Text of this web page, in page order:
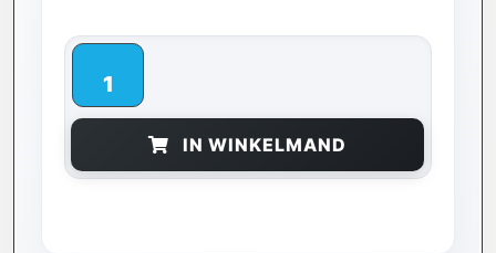
IN WINKELMAND